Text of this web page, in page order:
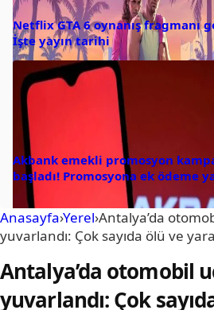
Netflix GTA 6 oynanış fragmanı
İşte yayın tarihi
Akbank emekli promosyon
başladı! Promosyona ek ödeme
Anasayfa›Yerel›Antalya’da
yuvarlandı: Çok sayıda ölü ve
Antalya’da otomobil
yuvarlandı: Çok